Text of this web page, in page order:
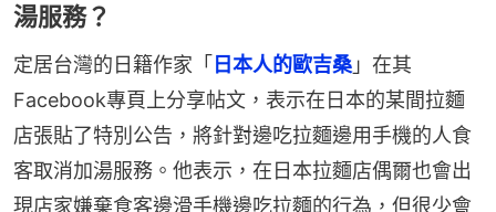
湯服務？
定居台灣的日籍作家「 日本人的歐吉桑 」在其
Facebook專頁上分享帖文，表示在日本的某間拉麵
店張貼了特別公告，將針對邊吃拉麵邊用手機的人食
客取消加湯服務。他表示，在日本拉麵店偶爾也會出
現店家嫌棄食客邊滑手機邊吃拉麵的行為，但很少會